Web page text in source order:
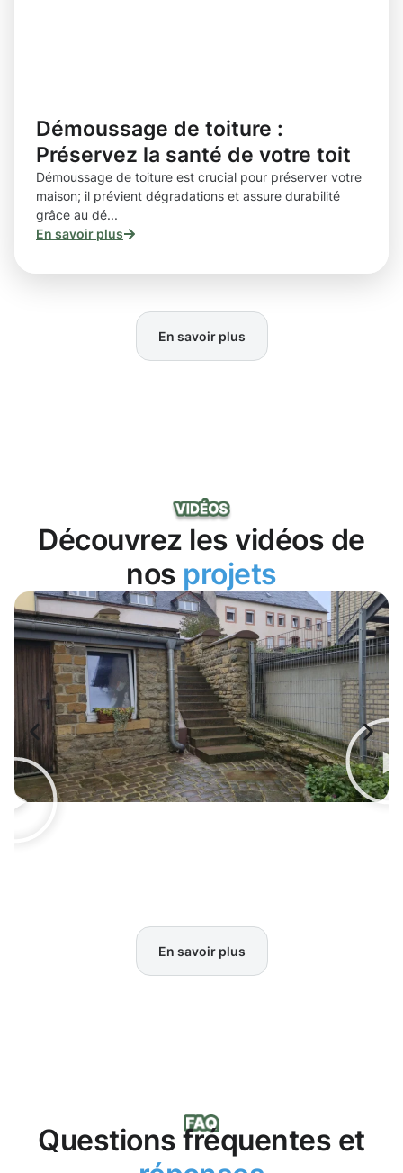
Démoussage de toiture :
Préservez la santé de votre toit
Démoussage de toiture est crucial pour préserver votre
maison; il prévient dégradations et assure durabilité
grâce au dé...
En savoir plus
En savoir plus
Découvrez les vidéos de
nos projets
En savoir plus
Questions fréquentes et